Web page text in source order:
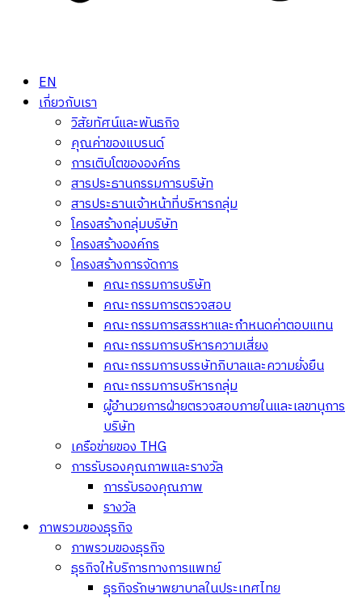
EN
เกี่ยวกับเรา
วิสัยทัศน์และพันธกิจ
คุณค่าของแบรนด์
การเติบโตขององค์กร
สารประธานกรรมการบริษัท
สารประธานเจ้าหน้าที่บริหารกลุ่ม
โครงสร้างกลุ่มบริษัท
โครงสร้างองค์กร
โครงสร้างการจัดการ
คณะกรรมการบริษัท
คณะกรรมการตรวจสอบ
คณะกรรมการสรรหาและกำหนดค่าตอบแทน
คณะกรรมการบริหารความเสี่ยง
คณะกรรมการบรรษัทภิบาลและความยั่งยืน
คณะกรรมการบริหารกลุ่ม
ผู้อำนวยการฝ่ายตรวจสอบภายในและเลขานุการ
บริษัท
เครือข่ายของ THG
การรับรองคุณภาพและรางวัล
การรับรองคุณภาพ
รางวัล
ภาพรวมของธุรกิจ
ภาพรวมของธุรกิจ
ธุรกิจให้บริการทางการแพทย์
ธุรกิจรักษาพยาบาลในประเทศไทย